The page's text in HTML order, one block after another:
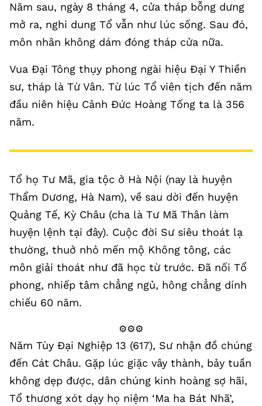
Năm sau, ngày 8 tháng 4, cửa tháp bỗng dưng
mở ra, nghi dung Tổ vẫn như lúc sống. Sau đó,
môn nhân không dám đóng tháp cửa nữa.
Vua Đại Tông thụy phong ngài hiệu Đại Y Thiền
sư, tháp là Từ Vân. Từ lúc Tổ viên tịch đến năm
đầu niên hiệu Cảnh Đức Hoàng Tống ta là 356
năm.
Tổ họ Tư Mã, gia tộc ở Hà Nội (nay là huyện
Thẩm Dương, Hà Nam), về sau dời đến huyện
Quảng Tế, Kỳ Châu (cha là Tư Mã Thân làm
huyện lệnh tại đây). Cuộc đời Sư siêu thoát lạ
thường, thuở nhỏ mến mộ Không tông, các
môn giải thoát như đã học từ trước. Đã nối Tổ
phong, nhiếp tâm chẳng ngủ, hông chẳng dính
chiếu 60 năm.
⚙️⚙️⚙️
Năm Tùy Đại Nghiệp 13 (617), Sư nhận đồ chúng
đến Cát Châu. Gặp lúc giặc vây thành, bảy tuần
không dẹp được, dân chúng kinh hoàng sợ hãi,
Tổ thương xót dạy họ niệm ‘Ma ha Bát Nhã’,